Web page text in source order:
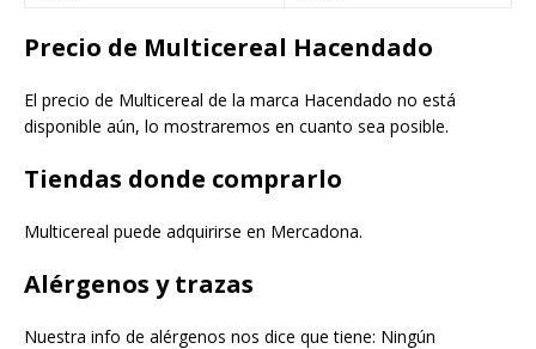
Precio de Multicereal Hacendado
El precio de Multicereal de la marca Hacendado no está
disponible aún, lo mostraremos en cuanto sea posible.
Tiendas donde comprarlo
Multicereal puede adquirirse en Mercadona.
Alérgenos y trazas
Nuestra info de alérgenos nos dice que tiene: Ningún